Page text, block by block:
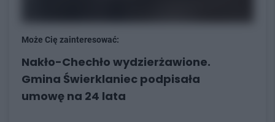
Może Cię zainteresować:
Nakło-Chechło wydzierżawione.
Gmina Świerklaniec podpisała
umowę na 24 lata